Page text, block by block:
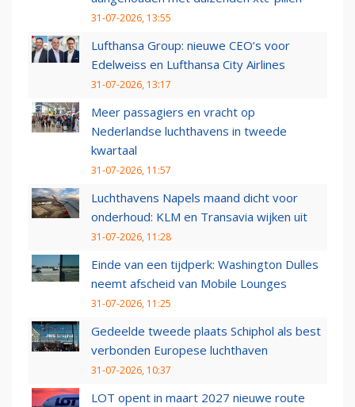
31-07-2026, 13:55
Lufthansa Group: nieuwe CEO’s voor
Edelweiss en Lufthansa City Airlines
31-07-2026, 13:17
Meer passagiers en vracht op
Nederlandse luchthavens in tweede
kwartaal
31-07-2026, 11:57
Luchthavens Napels maand dicht voor
onderhoud: KLM en Transavia wijken uit
31-07-2026, 11:28
Einde van een tijdperk: Washington Dulles
neemt afscheid van Mobile Lounges
31-07-2026, 11:25
Gedeelde tweede plaats Schiphol als best
verbonden Europese luchthaven
31-07-2026, 10:37
LOT opent in maart 2027 nieuwe route